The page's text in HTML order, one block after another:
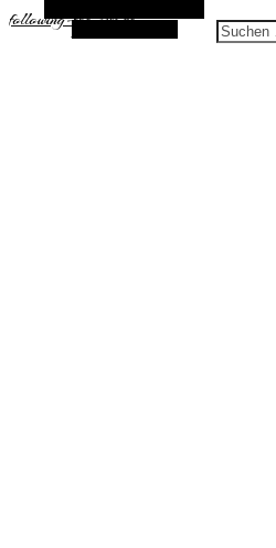
following-the-sun.de
Zufallsauswahl